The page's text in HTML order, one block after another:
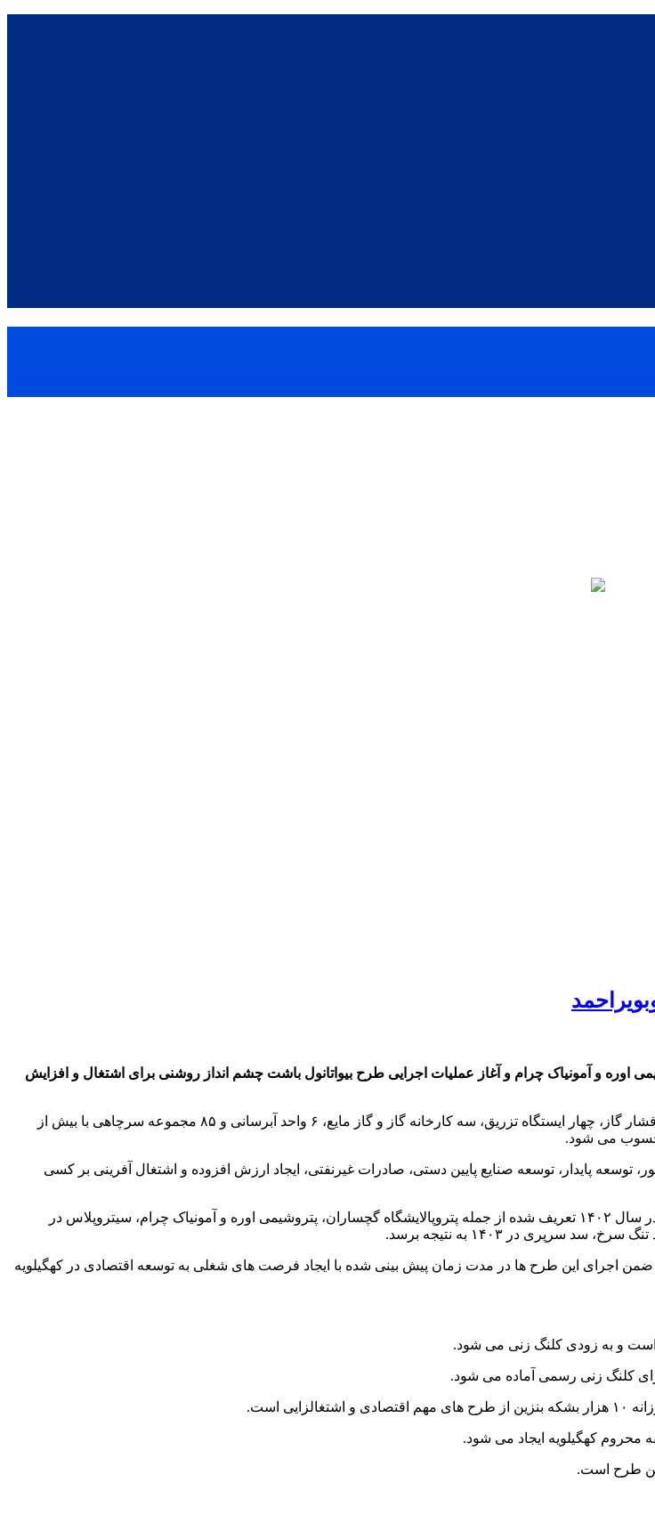
و آمونیاک چرام و آغاز عملیات اجرایی طرح بیواتانول باشت چشم انداز روشنی برای اشتغال و افزایش
استان کهگیلویه و بویراحمد که با ۱۰ واحد بهره‌برداری، هفت واحد نمک‌زدایی، ۹ ایستگاه تقویت فشار گاز، چهار ایستگاه تزریق، سه کارخانه گاز و گاز مایع، ۶ واحد آبرسانی و ۸۵ مجموعه سرچاهی با بیش از
پایدار، توسعه صنایع پایین دستی، صادرات غیرنفتی، ایجاد ارزش افزوده و اشتغال آفرینی بر کسی
سید علی احمدزاده استاندار کهگیلویه و بویراحمد گفت: در تلاش هستیم پروژه های تحول‌زا که در سال ۱۴۰۲ تعریف شده از جمله پتروپالایشگاه گچساران، پتروشیمی اوره و آمونیاک چرام، سیتروپلاس در
در ۱۴۰۳ به نتیجه برسد.
ضمن اجرای این طرح ها در مدت زمان پیش بینی شده با ایجاد فرصت های شغلی به توسعه اقتصادی در کهگیلویه
است و به زودی کلنگ زنی می شود.
کلنگ زنی رسمی آماده می شود.
است.
این طرح است.